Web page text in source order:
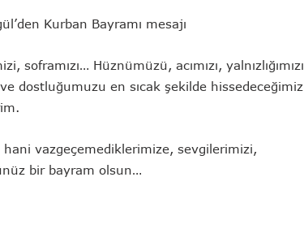
Kurban Bayramı mesajı
Hüznümüzü, acımızı, yalnızlığımızı
dostluğumuzu en sıcak şekilde hissedeceğimiz
vazgeçemediklerimize, sevgilerimizi,
bir bayram olsun…